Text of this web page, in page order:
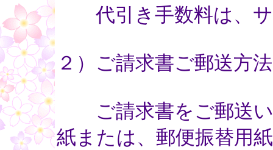
代引き手数料は、サ
２）ご請求書ご郵送方法
ご請求書をご郵送い
紙または、郵便振替用